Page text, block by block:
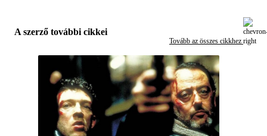
A szerző további cikkei
Tovább az összes cikkhez